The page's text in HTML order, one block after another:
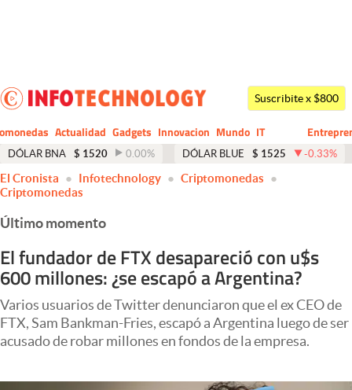
Dólar
Economía y Política
Finanzas y Mercados
Columnistas
Otras secciones
Apertura
Suscribite x $800
Actualidad Gadgets Innovacion Mundo
CIO
IT
Business
DÓLAR BNA $ 1520 0.00% DÓLAR BLUE $ 1525 -0.33%
El Cronista Infotechnology
Criptomonedas
Criptomonedas
Último momento
El fundador de FTX desapareció con u$s
600 millones: ¿se escapó a Argentina?
Varios usuarios de Twitter denunciaron que el ex CEO de
FTX, Sam Bankman-Fries, escapó a Argentina luego de ser
acusado de robar millones en fondos de la empresa.